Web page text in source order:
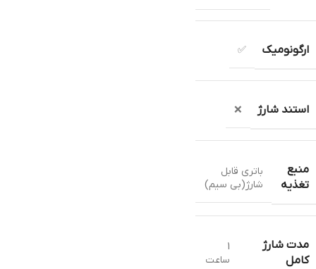
ارگونومیک ✅
استند شارژ ❌
منبع
تغذیه
باتری قابل
شارژ(بی سیم)
مدت شارژ
کامل
1
ساعت